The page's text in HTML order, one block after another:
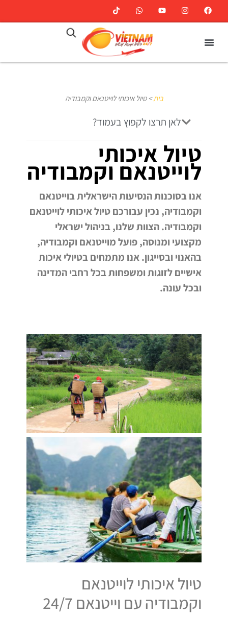
בית>טיול איכותי לוייטנאם וקמבודיה
לאן תרצו לקפוץ בעמוד?
טיול איכותי
לוייטנאם וקמבודיה
אנו בסוכנות הנסיעות הישראלית בוייטנאם
וקמבודיה, נכין עבורכם טיול איכותי לוייטנאם
וקמבודיה.הצוות שלנו, בניהול ישראלי
מקצועי ומנוסה, פועל מוייטנאם וקמבודיה,
בהאנוי ובסייגון.אנו מתמחים בטיולי איכות
אישיים לזוגות ומשפחות בכל רחבי המדינה
ובכל עונה.
טיול איכותי לוייטנאם
וקמבודיה עם וייטנאם 24/7